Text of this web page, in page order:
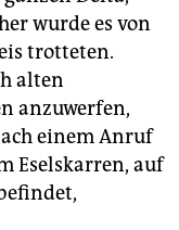
wurde es von
trotteten.
alten
anzuwerfen,
einem Anruf
Eselskarren, auf